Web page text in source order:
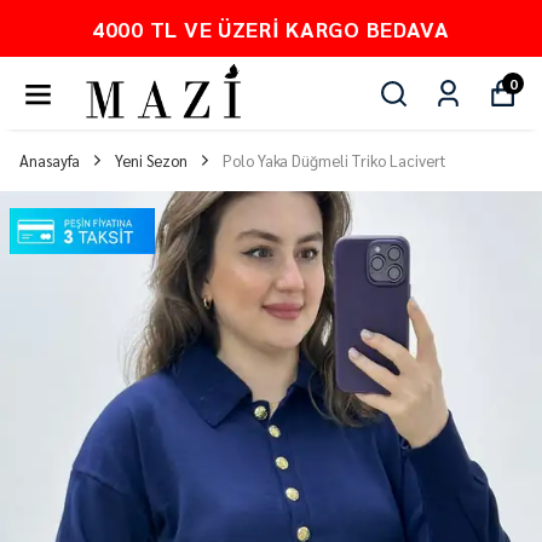
PEŞİN FİYATINA 3 TAKSİT
0
Anasayfa Yeni Sezon Polo Yaka Düğmeli Triko Lacivert